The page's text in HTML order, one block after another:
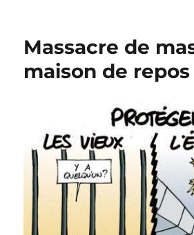
soignants
Massacre de
maison de repos